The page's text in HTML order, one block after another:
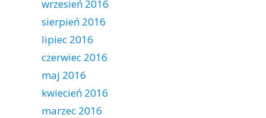
wrzesień 2016
sierpień 2016
lipiec 2016
czerwiec 2016
maj 2016
kwiecień 2016
marzec 2016